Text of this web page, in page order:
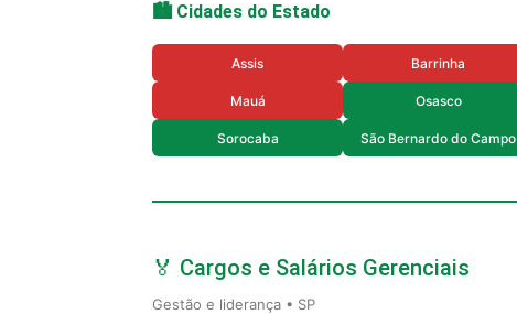
🏙️ Cidades do Estado
Assis Barrinha
Mauá Osasco
Sorocaba São Bernardo do Campo
🏅 Cargos e Salários Gerenciais
Gestão e liderança • SP